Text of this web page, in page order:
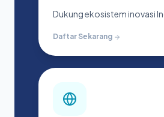
Dukung ekosistem inovasi
Daftar Sekarang